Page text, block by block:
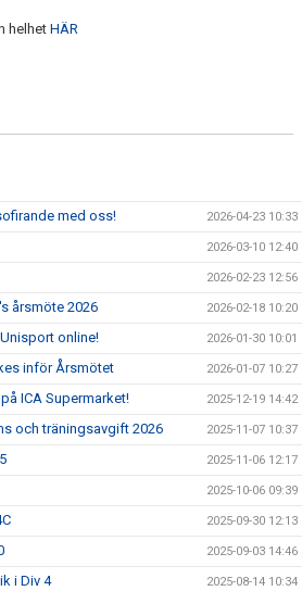
helhet HÄR
med oss! 2026-04-23 10:33
2026-03-10 12:40
2026-02-23 12:56
årsmöte 2026 2026-02-18 10:20
online! 2026-01-30 10:01
inför Årsmötet 2026-01-07 10:27
ICA Supermarket! 2025-12-19 14:42
och träningsavgift 2026 2025-11-07 10:37
2025-11-06 12:17
2025-10-06 09:39
2025-09-30 12:13
2025-09-03 14:46
i Div 4 2025-08-14 10:34